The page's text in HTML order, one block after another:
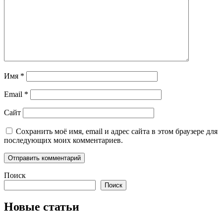
Имя *
Email *
Сайт
Сохранить моё имя, email и адрес сайта в этом браузере для
последующих моих комментариев.
Поиск
Поиск
Новые статьи